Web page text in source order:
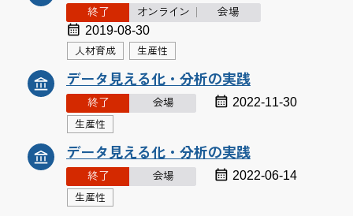
終了 オンライン 会場
2019-08-30
人材育成 生産性
データ見える化・分析の実践
終了 会場 2022-11-30
生産性
データ見える化・分析の実践
終了 会場 2022-06-14
生産性